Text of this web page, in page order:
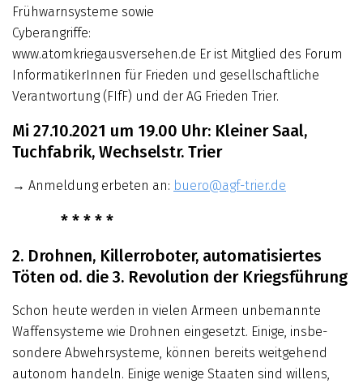
Frühwarnsysteme sowie
Cyberangriffe:
www.atomkriegausversehen.de Er ist Mitglied des Forum
Informa­ti­ker­Innen für Frieden und gesellschaftliche
Verantwortung (FIfF) und der AG Frieden Trier.
Mi 27.10.2021 um 19.00 Uhr: Kleiner Saal,
Tuchfabrik, Wechselstr. Trier
→ Anmeldung erbeten an: buero@agf-trier.de
* * * * *
2. Drohnen, Killerroboter, automatisiertes
Töten od. die 3. Revolution der Kriegsführung
Schon heute werden in vielen Armeen unbemannte
Waffensysteme wie Drohnen einge­setzt. Einige, ins­be­
sondere Abwehrsysteme, können bereits weitgehend
autonom handeln. Einige wenige Staaten sind willens,